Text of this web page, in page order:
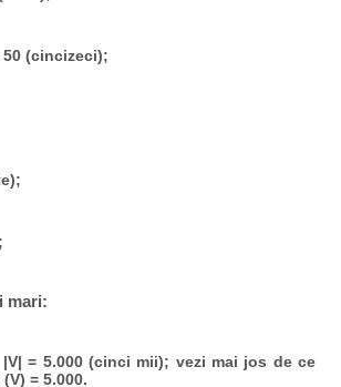
50 (cincizeci);
mari:
|V| = 5.000 (cinci mii); vezi mai jos de ce
= 5.000.